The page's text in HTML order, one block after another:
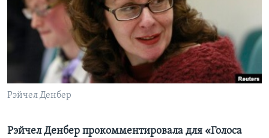
Learning English
СОЦИАЛЬНЫЕ СЕТИ
Рэйчел Денбер
Рэйчел Денбер прокомментировала для «Голоса